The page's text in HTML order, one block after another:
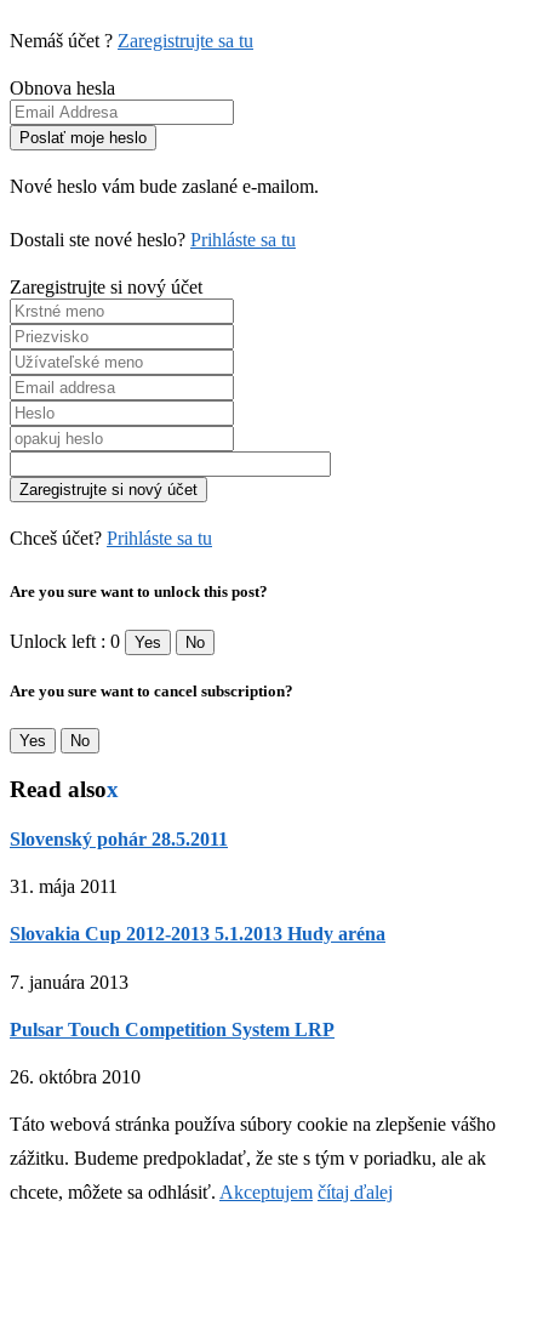
Nemáš účet ? Zaregistrujte sa tu
Obnova hesla
Nové heslo vám bude zaslané e-mailom.
Dostali ste nové heslo? Prihláste sa tu
Zaregistrujte si nový účet
Chceš účet? Prihláste sa tu
Are you sure want to unlock this post?
Unlock left : 0 Yes No
Are you sure want to cancel subscription?
Yes No
Read alsox
Slovenský pohár 28.5.2011
31. mája 2011
Slovakia Cup 2012-2013 5.1.2013 Hudy aréna
7. januára 2013
Pulsar Touch Competition System LRP
26. októbra 2010
Táto webová stránka používa súbory cookie na zlepšenie vášho
zážitku. Budeme predpokladať, že ste s tým v poriadku, ale ak
chcete, môžete sa odhlásiť. Akceptujem čítaj ďalej